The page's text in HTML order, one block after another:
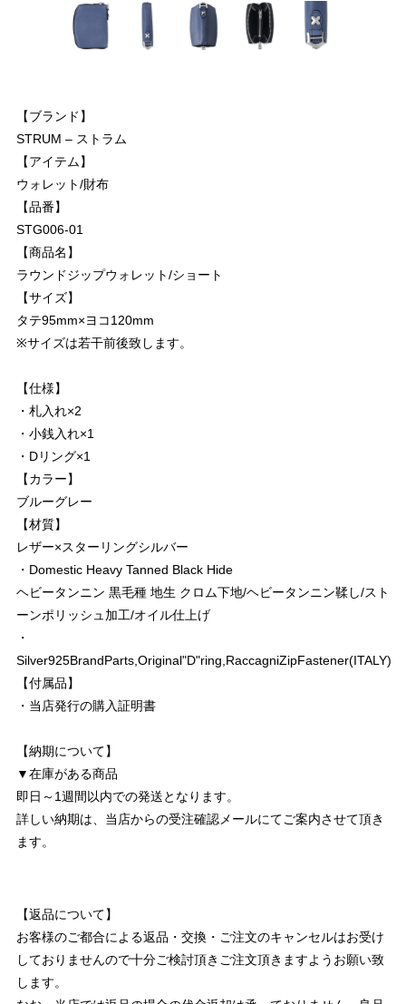
【ブランド】
STRUM – ストラム
【アイテム】
ウォレット/財布
【品番】
STG006-01
【商品名】
ラウンドジップウォレット/ショート
【サイズ】
タテ95mm×ヨコ120mm
※サイズは若干前後致します。
【仕様】
・札入れ×2
・小銭入れ×1
・Dリング×1
【カラー】
ブルーグレー
【材質】
レザー×スターリングシルバー
・Domestic Heavy Tanned Black Hide
ヘビータンニン 黒毛種 地生 クロム下地/ヘビータンニン鞣し/スト
ーンポリッシュ加工/オイル仕上げ
・
Silver925BrandParts,Original"D"ring,RaccagniZipFastener(ITALY)
【付属品】
・当店発行の購入証明書
【納期について】
▼在庫がある商品
即日～1週間以内での発送となります。
詳しい納期は、当店からの受注確認メールにてご案内させて頂き
ます。
【返品について】
お客様のご都合による返品・交換・ご注文のキャンセルはお受け
しておりませんので十分ご検討頂きご注文頂きますようお願い致
します。